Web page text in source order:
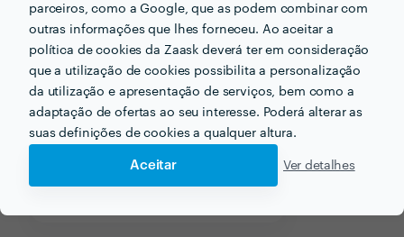
parceiros, como a Google, que as podem combinar com
outras informações que lhes forneceu. Ao aceitar a
política de cookies da Zaask deverá ter em consideração
que a utilização de cookies possibilita a personalização
da utilização e apresentação de serviços, bem como a
adaptação de ofertas ao seu interesse. Poderá alterar as
suas definições de cookies a qualquer altura.
Aceitar Ver detalhes
Donatila Pereiraem poucas horas.
Outros serviços proporcionados por
Formador de Latex em setubal